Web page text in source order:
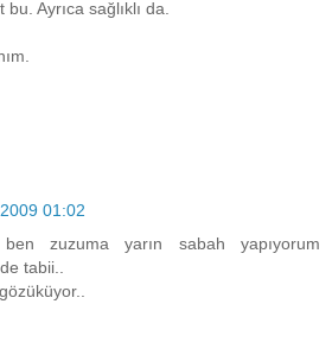
Ayrıca sağlıklı da.
01:02
zuzuma yarın sabah yapıyorum
tabii..